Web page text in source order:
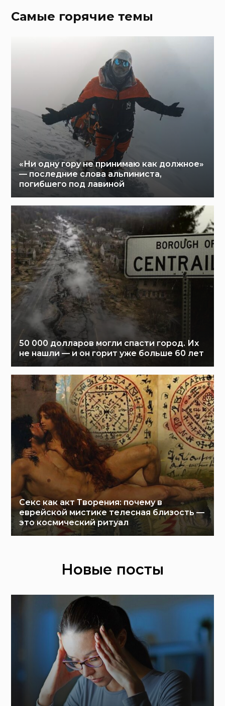
Самые горячие темы
«Ни одну гору не принимаю как должное»
— последние слова альпиниста,
погибшего под лавиной
50 000 долларов могли спасти город. Их
не нашли — и он горит уже больше 60 лет
Секс как акт Творения: почему в
еврейской мистике телесная близость —
это космический ритуал
Новые посты